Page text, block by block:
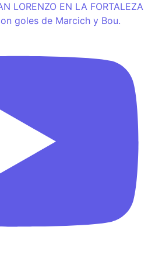
LORENZO EN LA FORTALEZA
goles de Marcich y Bou.